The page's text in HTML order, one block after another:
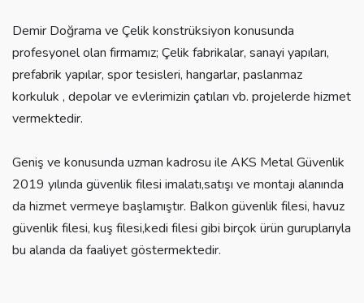
Demir Doğrama ve Çelik konstrüksiyon konusunda
profesyonel olan firmamız; Çelik fabrikalar, sanayi yapıları,
prefabrik yapılar, spor tesisleri, hangarlar, paslanmaz
korkuluk , depolar ve evlerimizin çatıları vb. projelerde hizmet
vermektedir.
Geniş ve konusunda uzman kadrosu ile AKS Metal Güvenlik
2019 yılında güvenlik filesi imalatı,satışı ve montajı alanında
da hizmet vermeye başlamıştır. Balkon güvenlik filesi, havuz
güvenlik filesi, kuş filesi,kedi filesi gibi birçok ürün guruplarıyla
bu alanda da faaliyet göstermektedir.